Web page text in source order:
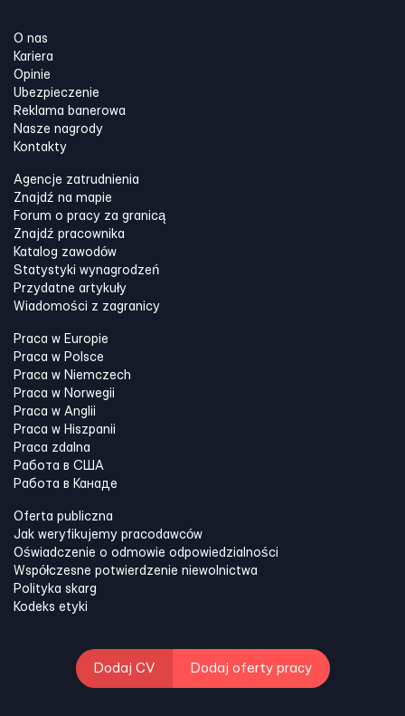
O nas
Kariera
Opinie
Ubezpieczenie
Reklama banerowa
Nasze nagrody
Kontakty
Agencje zatrudnienia
Znajdź na mapie
Forum o pracy za granicą
Znajdź pracownika
Katalog zawodów
Statystyki wynagrodzeń
Przydatne artykuły
Wiadomości z zagranicy
Praca w Europie
Praca w Polsce
Praca w Niemczech
Praca w Norwegii
Praca w Anglii
Praca w Hiszpanii
Praca zdalna
Работа в США
Работа в Канадe
Oferta publiczna
Jak weryfikujemy pracodawców
Oświadczenie o odmowie odpowiedzialności
Współczesne potwierdzenie niewolnictwa
Polityka skarg
Kodeks etyki
Dodaj CV Dodaj oferty pracy